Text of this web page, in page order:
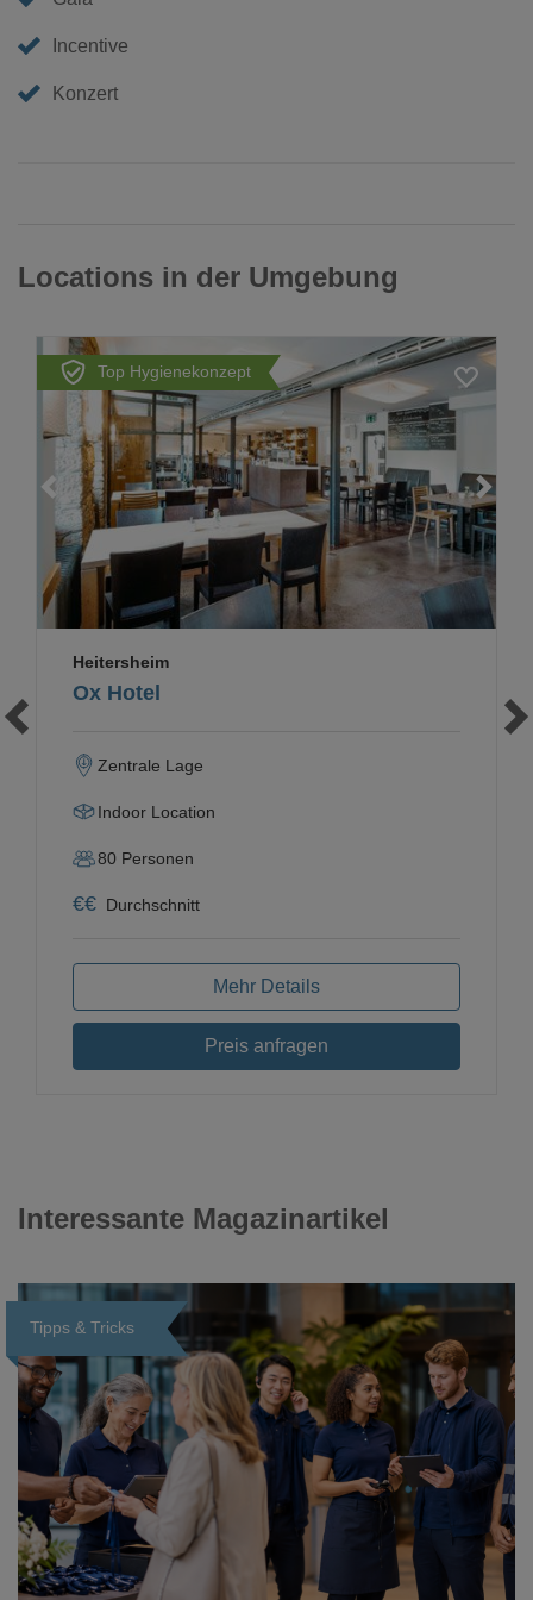
Incentive
Konzert
Locations in der Umgebung
Top Hygienekonzept
Ox Hotel
Heitersheim
Zentrale Lage
Indoor Location
80 Personen
€€ Durchschnitt
Mehr Details
Preis anfragen
Interessante Magazinartikel
Tipps & Tricks
Loading...